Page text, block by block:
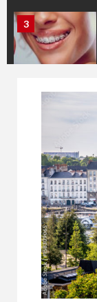
3 les